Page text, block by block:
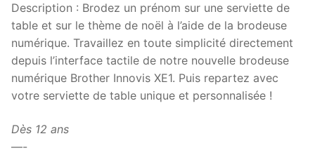
Description : Brodez un prénom sur une serviette de
table et sur le thème de noël à l’aide de la brodeuse
numérique. Travaillez en toute simplicité directement
depuis l’interface tactile de notre nouvelle brodeuse
numérique Brother Innovis XE1. Puis repartez avec
votre serviette de table unique et personnalisée !
Dès 12 ans
—-